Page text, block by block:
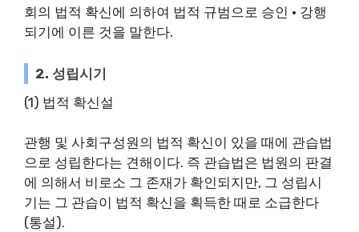
회의 법적 확신에 의하여 법적 규범으로 승인 · 강행
되기에 이른 것을 말한다.
2. 성립시기
(1) 법적 확신설
관행 및 사회구성원의 법적 확신이 있을 때에 관습법
으로 성립한다는 견해이다. 즉 관습법은 법원의 판결
에 의해서 비로소 그 존재가 확인되지만, 그 성립시
기는 그 관습이 법적 확신을 획득한 때로 소급한다
(통설).